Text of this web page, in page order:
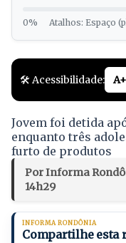
0% Atalhos: Espaço
🛠️ Acessibilidade: A+
Jovem foi detida
enquanto três
furto de produtos
Por Informa
14h29
INFORMA RONDÔNIA
Compartilhe esta